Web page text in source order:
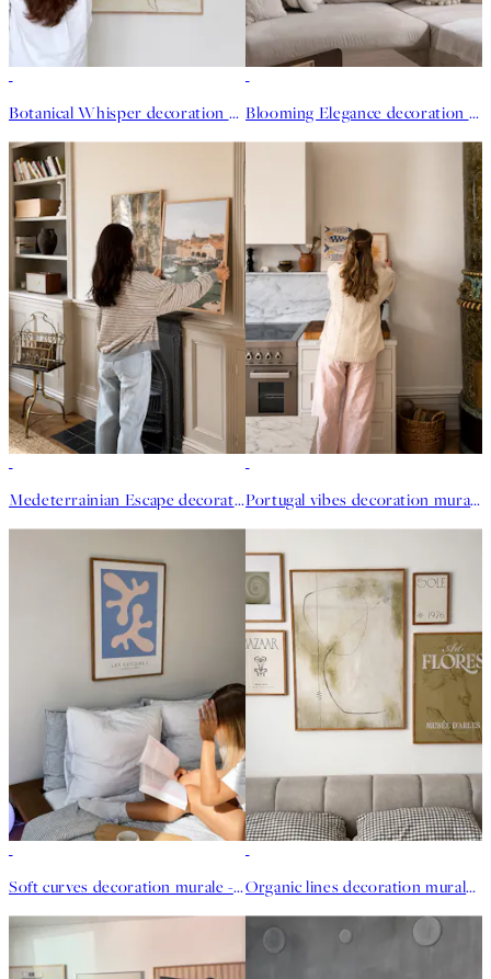
Botanical Whisper decoration murale - Casaartin Blooming Elegance decoration murale
Medeterrainian Escape decoration murale - El.hedaily Portugal vibes decoration murale - Matildaagranhage
Soft curves decoration murale - Amyugc.dk Organic lines decoration murale - Chloe.bowie